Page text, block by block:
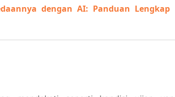
dengan AI: Panduan Lengkap